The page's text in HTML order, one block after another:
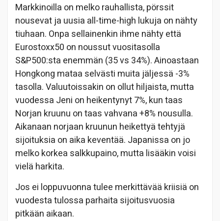
Markkinoilla on melko rauhallista, pörssit
nousevat ja uusia all-time-high lukuja on nähty
tiuhaan. Onpa sellainenkin ihme nähty että
Eurostoxx50 on noussut vuositasolla
S&P500:sta enemmän (35 vs 34%). Ainoastaan
Hongkong mataa selvästi muita jäljessä -3%
tasolla. Valuutoissakin on ollut hiljaista, mutta
vuodessa Jeni on heikentynyt 7%, kun taas
Norjan kruunu on taas vahvana +8% nousulla.
Aikanaan norjaan kruunun heikettyä tehtyjä
sijoituksia on aika keventää. Japanissa on jo
melko korkea salkkupaino, mutta lisääkin voisi
vielä harkita.
Jos ei loppuvuonna tulee merkittävää kriisiä on
vuodesta tulossa parhaita sijoitusvuosia
pitkään aikaan.